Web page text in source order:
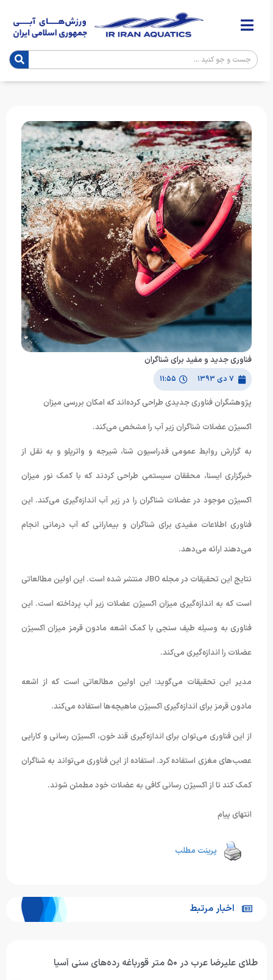
فناوری جدید و مفید برای شناگران
۷ دی ۱۳۹۳ ۱۱:۵۵
پژوهشگران فناوری جدیدی طراحی کرده‌اند که امکان بررسی میزان
اکسیژن عضلات شناگران زیر آب را مشخص می‌کند.
به گزارش روابط عمومی فدراسیون شنا، شیرجه و واترپلو و به نقل از
خبرگزاری ایسنا، محققان سیستمی طراحی کردند که با کمک نور میزان
اکسیژن موجود در عضلات شناگران را در زیر آب اندازه‌گیری می‌کند. این
فناوری اطلاعات مفیدی برای شناگران و بیمارانی که آب درمانی انجام
می‌دهند ارائه می‌دهد.
نتایج این تحقیقات در مجله JBO منتشر شده است. این اولین مطالعاتی
است که به اندازه‌گیری میزان اکسیژن عضلات زیر آب پرداخته است. این
فناوری به وسیله طیف سنجی با کمک اشعه مادون قرمز میزان اکسیژن
عضلات را اندازه‌گیری می‌کند.
مدیر این تحقیقات می‌گوید: این اولین مطالعاتی است که از اشعه
مادون قرمز برای اندازه‌گیری اکسیژن ماهیچه‌ها استفاده می‌کند.
از این فناوری می‌توان برای اندازه‌گیری قند خون، اکسیژن رسانی و کارایی
عصب‌های مغزی استفاده کرد. استفاده از این فناوری می‌تواند به شناگران
کمک کند تا از اکسیژن رسانی کافی به عضلات خود مطمئن شوند.
ا‌نتها‌ی پیا‌م
پرینت مطلب
اخبار مرتبط
طلای علیرضا عرب در ۵۰ متر قورباغه رده‌های سنی آسیا